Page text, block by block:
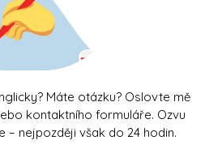
Máte otázku? Oslovte mě
kontaktního formuláře. Ozvu
– nejpozději však do 24 hodin.